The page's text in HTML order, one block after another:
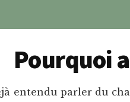
Pourquoi
entendu parler du